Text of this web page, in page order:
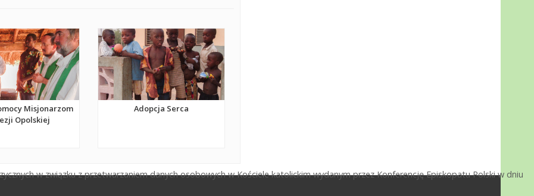
Misjonarzom
Opolskiej
Adopcja Serca
w związku z przetwarzaniem danych osobowych w Kościele katolickim wydanym przez Konferencję Episkopatu Polski w dniu